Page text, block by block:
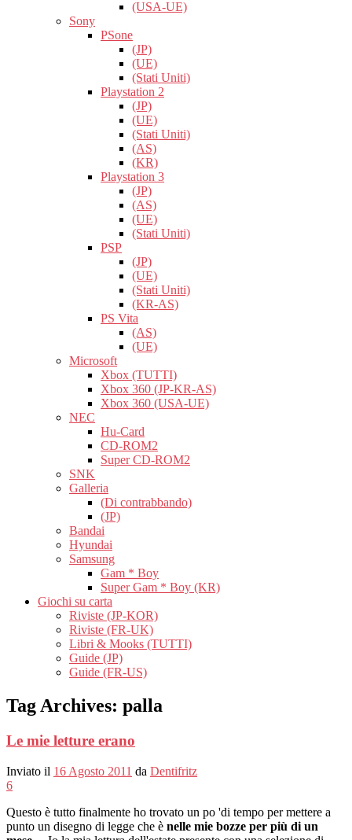
(USA-UE)
Sony
PSone
(JP)
(UE)
(Stati Uniti)
Playstation 2
(JP)
(UE)
(Stati Uniti)
(AS)
(KR)
Playstation 3
(JP)
(AS)
(UE)
(Stati Uniti)
PSP
(JP)
(UE)
(Stati Uniti)
(KR-AS)
PS Vita
(AS)
(UE)
Microsoft
Xbox (TUTTI)
Xbox 360 (JP-KR-AS)
Xbox 360 (USA-UE)
NEC
Hu-Card
CD-ROM2
Super CD-ROM2
SNK
Galleria
(Di contrabbando)
(JP)
Bandai
Hyundai
Samsung
Gam * Boy
Super Gam * Boy (KR)
Giochi su carta
Riviste (JP-KOR)
Riviste (FR-UK)
Libri & Mooks (TUTTI)
Guide (JP)
Guide (FR-US)
Tag Archives: palla
Le mie letture erano
Inviato il 16 Agosto 2011 da Dentifritz
6
Questo è tutto finalmente ho trovato un po 'di tempo per mettere a
punto un disegno di legge che è nelle mie bozze per più di un